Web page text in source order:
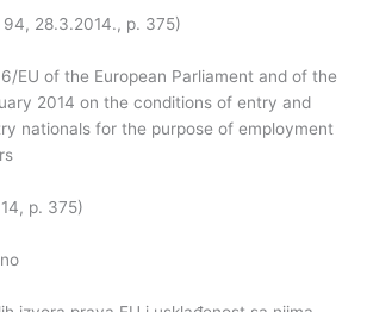
94, 28.3.2014., p. 375)
EU of the European Parliament and of the
2014 on the conditions of entry and
nationals for the purpose of employment
p. 375)